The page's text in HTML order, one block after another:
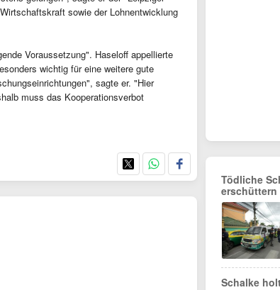
sowie der Lohnentwicklung
Voraussetzung". Haseloff appellierte
wichtig für eine weitere gute
sagte er. "Hier
muss das Kooperationsverbot
Tödliche
erschüttern
Schalke